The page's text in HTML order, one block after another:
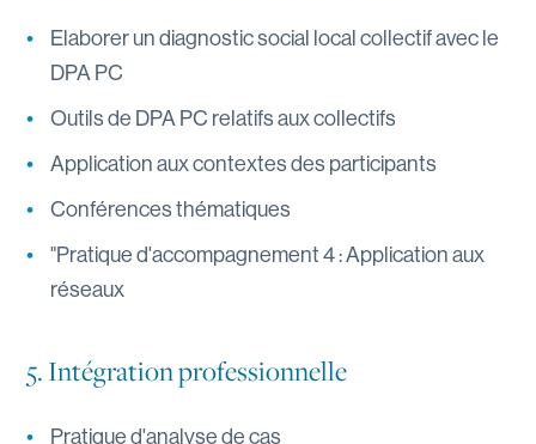
Elaborer un diagnostic social local collectif avec le
DPA PC
Outils de DPA PC relatifs aux collectifs
Application aux contextes des participants
Conférences thématiques
"Pratique d'accompagnement 4 : Application aux
réseaux
5. Intégration professionnelle
Pratique d'analyse de cas